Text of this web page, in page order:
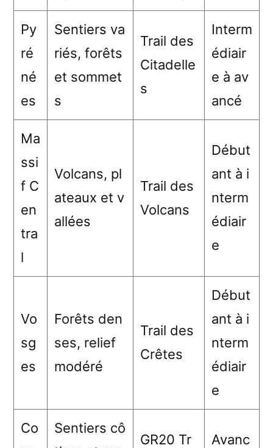
Py
ré
né
es
Sentiers va
riés, forêts
et sommet
s
Trail des
Citadelle
s
Interm
édiair
e à av
ancé
Ma
ssi
f C
en
tra
l
Volcans, pl
ateaux et v
allées
Trail des
Volcans
Début
ant à i
nterm
édiair
e
Vo
sg
es
Forêts den
ses, relief
modéré
Trail des
Crêtes
Début
ant à i
nterm
édiair
e
Co
Sentiers cô
GR20 Tr
Avanc